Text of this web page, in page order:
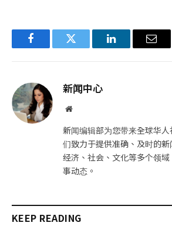
FacebookTwitter LinkedIn电
新闻中心
网
新闻编辑部为您带来全球华
们致力于提供准确、及时的新
经济、社会、文化等多个领
事动态。
KEEP READING